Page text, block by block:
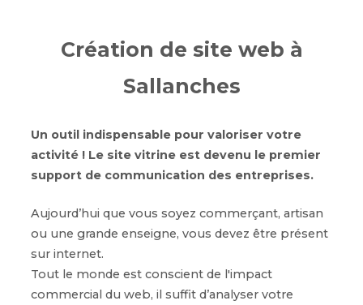
Création de site web à
Sallanches
Un outil indispensable pour valoriser votre
activité ! Le site vitrine est devenu le premier
support de communication des entreprises.
Aujourd’hui que vous soyez commerçant, artisan
ou une grande enseigne, vous devez être présent
sur internet.
Tout le monde est conscient de l'impact
commercial du web, il suffit d’analyser votre